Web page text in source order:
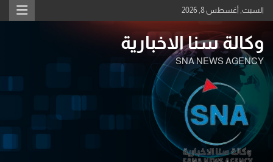
Skip
to
السبت, أغسطس 8, 2026
وكالة سنا الاخبارية
SNA NEWS AGENCY